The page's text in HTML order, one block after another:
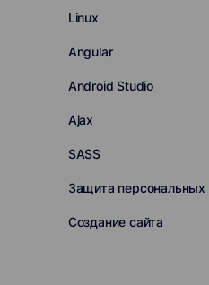
Linux
Angular
Android Studio
Ajax
SASS
Защита
Создание сайта